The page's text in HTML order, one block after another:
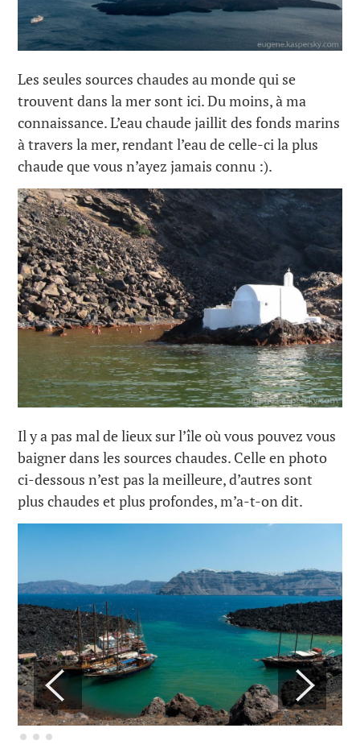
Les seules sources chaudes au monde qui se
trouvent dans la mer sont ici. Du moins, à ma
connaissance. L’eau chaude jaillit des fonds marins
à travers la mer, rendant l’eau de celle-ci la plus
chaude que vous n’ayez jamais connu :).
Il y a pas mal de lieux sur l’île où vous pouvez vous
baigner dans les sources chaudes. Celle en photo
ci-dessous n’est pas la meilleure, d’autres sont
plus chaudes et plus profondes, m’a-t-on dit.